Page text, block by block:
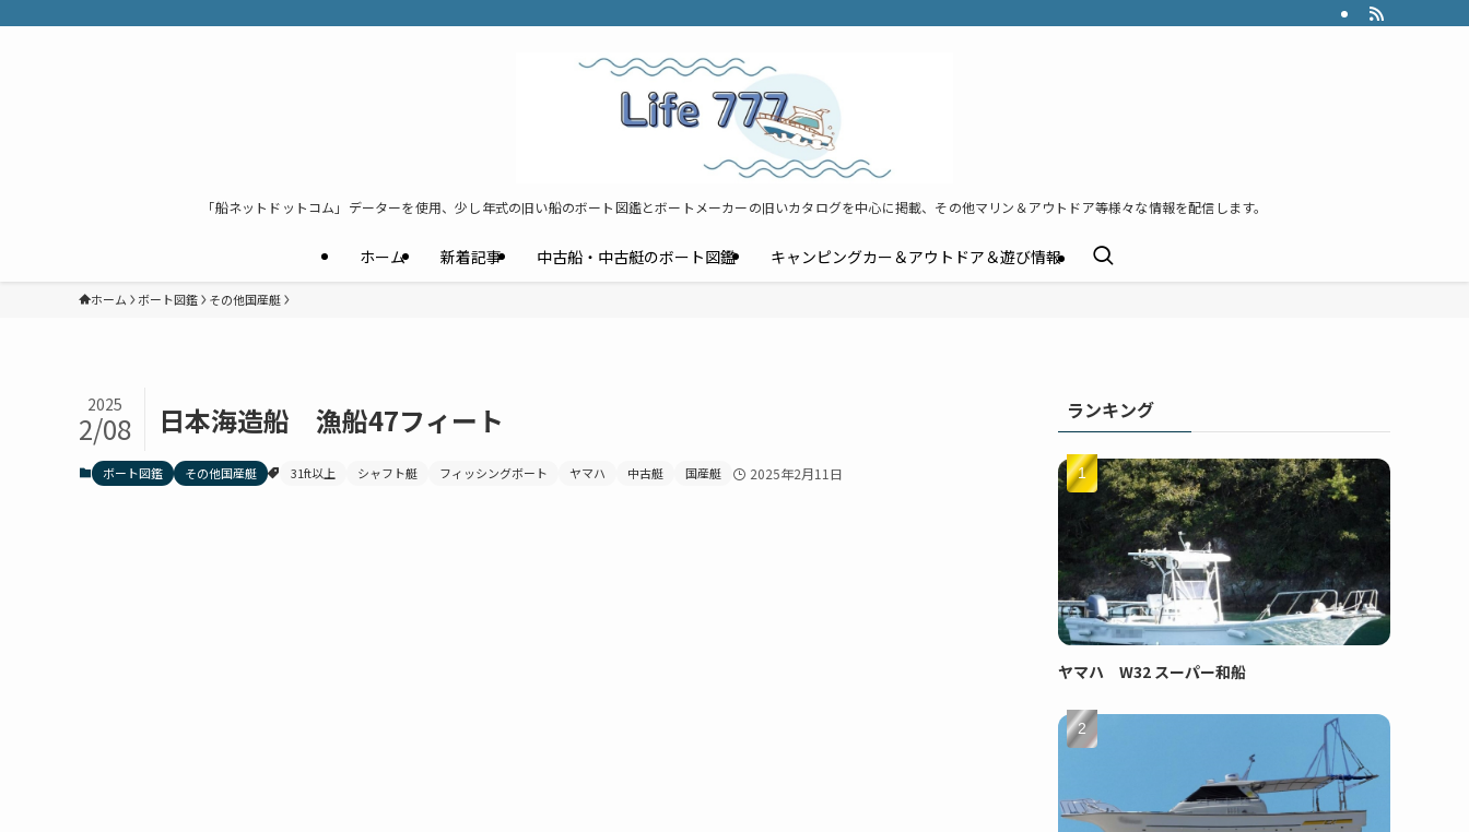
「船ネットドットコム」データーを使用、少し年式の旧い船のボート図鑑とボートメーカーの旧いカタログを中心に掲載、その他マリン＆アウトドア等様々な情報を配信します。
ホーム 新着記事 中古船・中古艇のボート図鑑 キャンピングカー＆アウトドア＆遊び情報
ホーム ボート図鑑 その他国産艇
日本海造船 漁船47フィート
2025
2/08
ボート図鑑 その他国産艇 31ft以上 シャフト艇 フィッシングボート ヤマハ 中古艇 国産艇 2025年2月11日
ランキング
ヤマハ W32 スーパー和船